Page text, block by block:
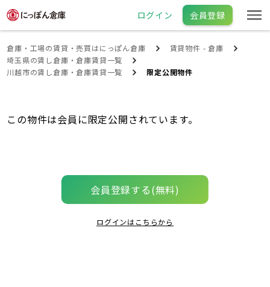
ログイン 会員登録
倉庫・工場の賃貸・売買はにっぽん倉庫
賃貸物件 - 倉庫
埼玉県の賃し倉庫・倉庫賃貸一覧
川越市の賃し倉庫・倉庫賃貸一覧
限定公開物件
この物件は会員に限定公開されています。
会員登録する(無料)
ログインはこちらから